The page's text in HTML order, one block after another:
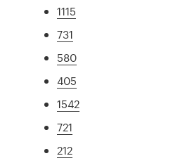
1115
731
580
405
1542
721
212